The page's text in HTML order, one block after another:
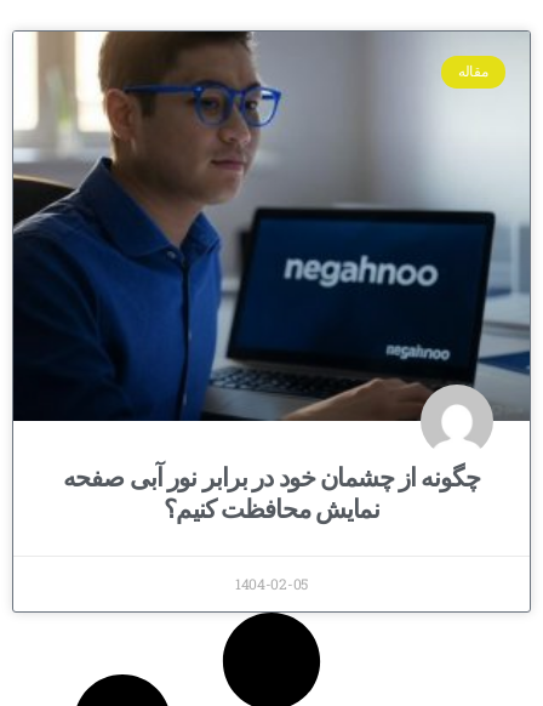
مقاله
چگونه از چشمان خود در برابر نور آبی صفحه
نمایش محافظت کنیم؟
1404-02-05